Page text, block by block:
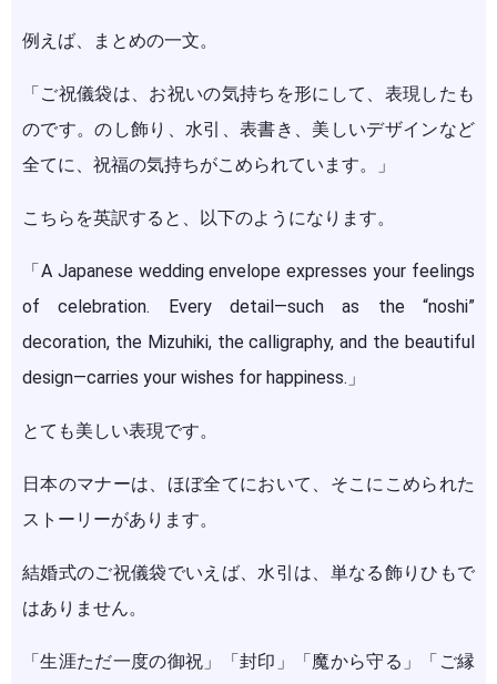
例えば、まとめの一文。
「ご祝儀袋は、お祝いの気持ちを形にして、表現したも
のです。のし飾り、水引、表書き、美しいデザインなど
全てに、祝福の気持ちがこめられています。」
こちらを英訳すると、以下のようになります。
「A Japanese wedding envelope expresses your feelings
of celebration. Every detail—such as the “noshi”
decoration, the Mizuhiki, the calligraphy, and the beautiful
design—carries your wishes for happiness.」
とても美しい表現です。
日本のマナーは、ほぼ全てにおいて、そこにこめられた
ストーリーがあります。
結婚式のご祝儀袋でいえば、水引は、単なる飾りひもで
はありません。
「生涯ただ一度の御祝」「封印」「魔から守る」「ご縁